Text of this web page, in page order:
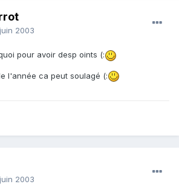
2003
pour avoir desp oints (:
l'année ca peut soulagé (:
2003